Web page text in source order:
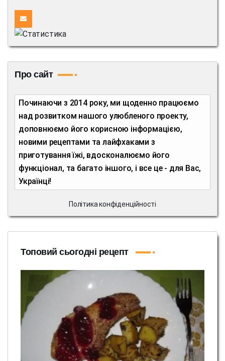
Про сайт
Починаючи з 2014 року, ми щоденно працюємо
над розвитком нашого улюбленого проекту,
доповнюємо його корисною інформацією,
новими рецептами та лайфхаками з
приготування їжі, вдосконалюємо його
функціонал, та багато іншого, і все це - для Вас,
Українці!
Політика конфіденційності
Топовий сьогодні рецепт